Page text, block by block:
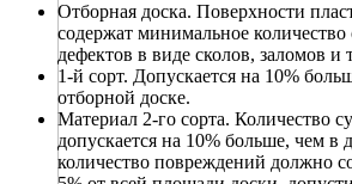
Отборная доска. Поверхности
содержат минимальное
дефектов в виде сколов, заломов и
1-й сорт. Допускается на 10%
отборной доске.
Материал 2-го сорта. Количество
допускается на 10% больше, чем в
количество повреждений должно